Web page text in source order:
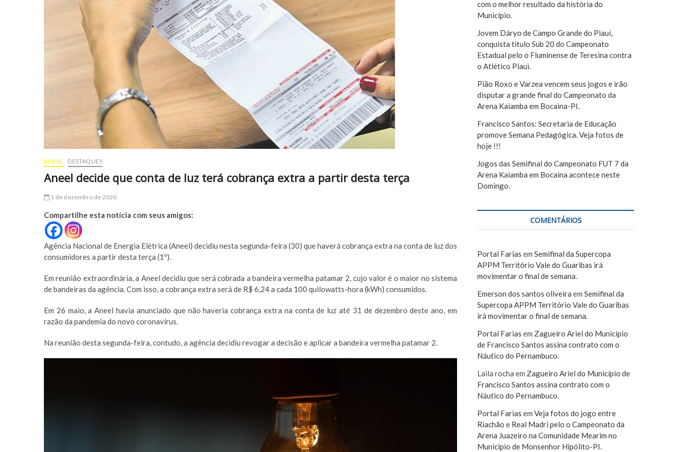
BRASIL DESTAQUES
Aneel decide que conta de luz terá cobrança extra a partir desta terça
1 de dezembro de 2020
Compartilhe esta notícia com seus amigos:
Agência Nacional de Energia Elétrica (Aneel) decidiu nesta segunda-feira (30) que haverá cobrança extra na conta de luz dos
consumidores a partir desta terça (1º).
Em reunião extraordinária, a Aneel decidiu que será cobrada a bandeira vermelha patamar 2, cujo valor é o maior no sistema
de bandeiras da agência. Com isso, a cobrança extra será de R$ 6,24 a cada 100 quilowatts-hora (kWh) consumidos.
Em 26 maio, a Aneel havia anunciado que não haveria cobrança extra na conta de luz até 31 de dezembro deste ano, em
razão da pandemia do novo coronavírus.
Na reunião desta segunda-feira, contudo, a agência decidiu revogar a decisão e aplicar a bandeira vermelha patamar 2.
com o melhor resultado da história do
Município.
Jovem Dáryo de Campo Grande do Piauí,
conquista titulo Sub 20 do Campeonato
Estadual pelo o Fluminense de Teresina contra
o Atlético Piaui.
Pião Roxo e Varzea vencem seus jogos e irão
disputar a grande final do Campeonato da
Arena Kaiamba em Bocaina-PI.
Francisco Santos: Secretaria de Educação
promove Semana Pedagógica. Veja fotos de
hoje !!!
Jogos das Semifinal do Campeonato FUT 7 da
Arena Kaiamba em Bocaina acontece neste
Domingo.
COMENTÁRIOS
Portal Farias em Semifinal da Supercopa
APPM Território Vale do Guaribas irá
movimentar o final de semana.
Emerson dos santos oliveira em Semifinal da
Supercopa APPM Território Vale do Guaribas
irá movimentar o final de semana.
Portal Farias em Zagueiro Ariel do Município
de Francisco Santos assina contrato com o
Náutico do Pernambuco.
Laila rocha em Zagueiro Ariel do Município de
Francisco Santos assina contrato com o
Náutico do Pernambuco.
Portal Farias em Veja fotos do jogo entre
Riachão e Real Madri pelo o Campeonato da
Arena Juazeiro na Comunidade Mearim no
Municipio de Monsenhor Hipólito-PI.